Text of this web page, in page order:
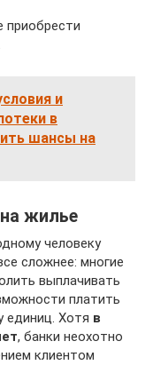
приобрести
и
в
шансы на
жилье
человеку
сложнее: многие
выплачивать
платить
единиц. Хотя в
, банки неохотно
клиентом